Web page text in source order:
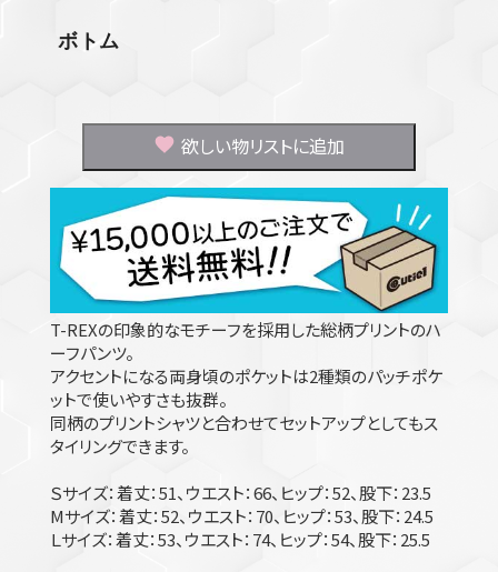
ボトム
欲しい物リストに追加
T-REXの印象的なモチーフを採用した総柄プリントのハ
ーフパンツ。
アクセントになる両身頃のポケットは2種類のパッチポケ
ットで使いやすさも抜群。
同柄のプリントシャツと合わせてセットアップとしてもス
タイリングできます。
Ｓサイズ：着丈：51、ウエスト：66、ヒップ：52、股下：23.5
Mサイズ：着丈：52、ウエスト：70、ヒップ：53、股下：24.5
Ｌサイズ：着丈：53、ウエスト：74、ヒップ：54、股下：25.5